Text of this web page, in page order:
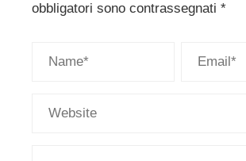
obbligatori sono contrassegnati *